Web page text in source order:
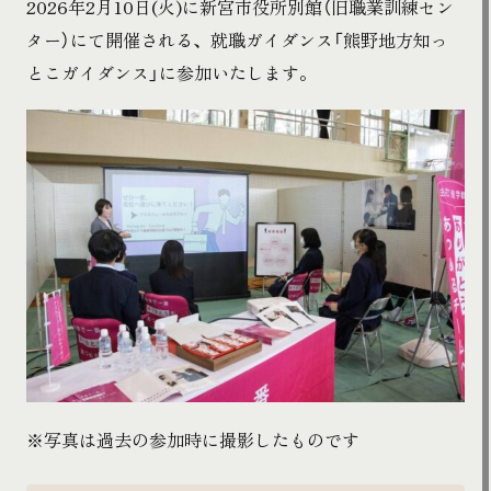
2026年2月10日(火)に新宮市役所別館（旧職業訓練セン
ター）にて開催される、就職ガイダンス「熊野地方知っ
とこガイダンス」に参加いたします。
※写真は過去の参加時に撮影したものです